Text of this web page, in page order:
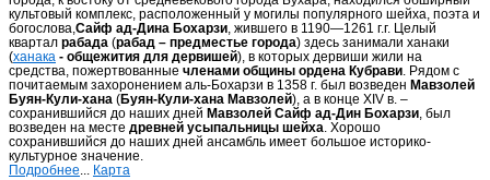
культовый комплекс, расположенный у могилы популярного шейха, поэта и
богослова,Сайф ад-Дина Бохарзи, жившего в 1190—1261 г.г. Целый
квартал рабада (рабад – предместье города) здесь занимали ханаки
(ханака - общежития для дервишей), в которых дервиши жили на
средства, пожертвованные членами общины ордена Кубрави. Рядом с
почитаемым захоронением аль-Бохарзи в 1358 г. был возведен Мавзолей
Буян-Кули-хана (Буян-Кули-хана Мавзолей), а в конце XIV в. –
сохранившийся до наших дней Мавзолей Сайф ад-Дин Бохарзи, был
возведен на месте древней усыпальницы шейха. Хорошо
сохранившийся до наших дней ансамбль имеет большое историко-
культурное значение.
Подробнее... Карта